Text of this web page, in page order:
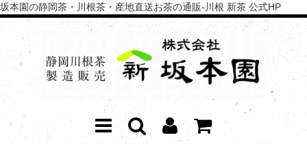
坂本園の静岡茶・川根茶・産地直送お茶の通販-川根 新茶 公式HP